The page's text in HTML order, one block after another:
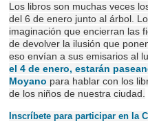
Los libros son muchas veces
del 6 de enero junto al árbol.
imaginación que encierran las
de devolver la ilusión que
eso envían a sus emisarios al
el 4 de enero, estarán
Moyano para hablar con los
de los niños de nuestra ciudad.
Inscríbete para participar en la